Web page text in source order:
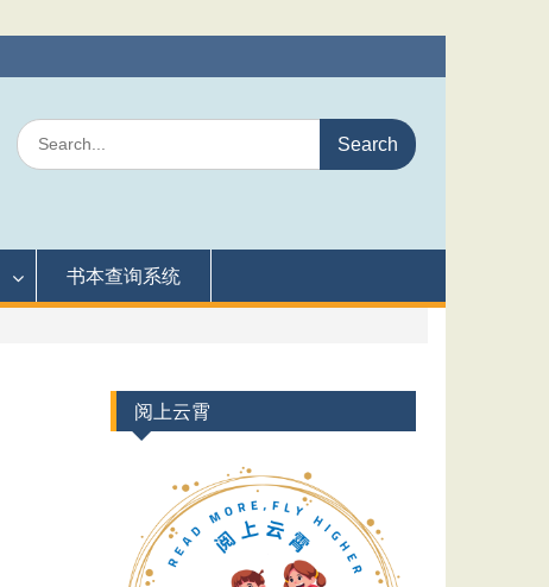
Search
for:
书本查询系统
阅上云霄